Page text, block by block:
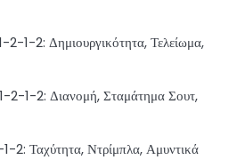
2-1-2: Δημιουργικότητα, Τελείωμα,
2-1-2: Διανομή, Σταμάτημα Σουτ,
2: Ταχύτητα, Ντρίμπλα, Αμυντικά